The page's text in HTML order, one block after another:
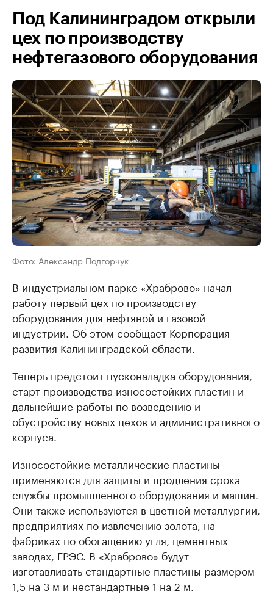
Под Калининградом открыли
цех по производству
нефтегазового оборудования
Фото: Александр Подгорчук
В индустриальном парке «Храброво» начал
работу первый цех по производству
оборудования для нефтяной и газовой
индустрии. Об этом сообщает Корпорация
развития Калининградской области.
Теперь предстоит пусконаладка оборудования,
старт производства износостойких пластин и
дальнейшие работы по возведению и
обустройству новых цехов и административного
корпуса.
Износостойкие металлические пластины
применяются для защиты и продления срока
службы промышленного оборудования и машин.
Они также используются в цветной металлургии,
предприятиях по извлечению золота, на
фабриках по обогащению угля, цементных
заводах, ГРЭС. В «Храброво» будут
изготавливать стандартные пластины размером
1,5 на 3 м и нестандартные 1 на 2 м.